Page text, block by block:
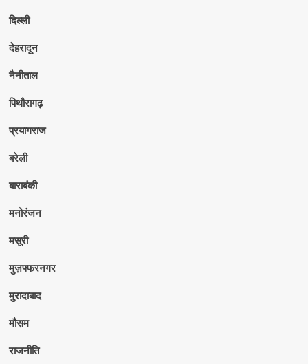
दिल्ली
देहरादून
नैनीताल
पिथौरागढ़
प्रयागराज
बरेली
बाराबंकी
मनोरंजन
मसूरी
मुज़फ्फरनगर
मुरादाबाद
मौसम
राजनीति